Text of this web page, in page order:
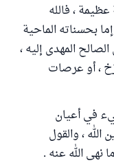
، فالله
بحسناته الماحية
المهدى إليه ،
، أو عرصات
في أعيان
، والقول
نهى الله عنه .